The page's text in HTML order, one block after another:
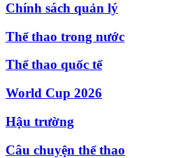
Chính sách quản lý
Thể thao trong nước
Thể thao quốc tế
World Cup 2026
Hậu trường
Câu chuyện thể thao